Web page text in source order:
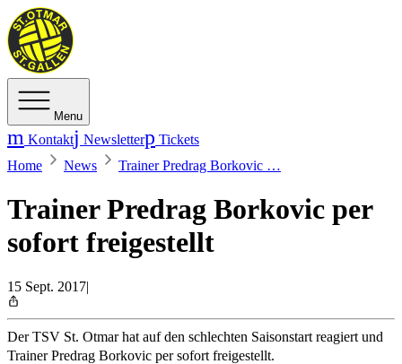
Menu
Kontakt Newsletter
Tickets
Home
News Trainer Predrag Borkovic …
Trainer Predrag Borkovic per
sofort freigestellt
15 Sept. 2017|
Der TSV St. Otmar hat auf den schlechten Saisonstart reagiert und
Trainer Predrag Borkovic per sofort freigestellt.